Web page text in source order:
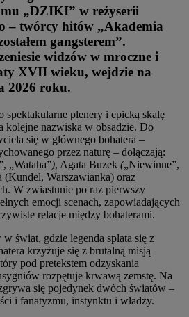
„DZIKI” w reżyserii
– twórcy hitów „Akademia
gangsterem”.
widzów w mroczne i
XVII wieku, wejdzie na
2026 roku.
spektakularne plenery i epicką skalę
kolejne nazwiska w obsadzie. Do
się w głównego bohatera –
przez naturę – dołączają:
„Wataha”), Agata Buzek („Niewinne”,
(Kundel, Warszawianka) oraz
W zwiastunie po raz pierwszy
emocji scenach, zapowiadających
relacje między bohaterami.
świat, gdzie legenda splata się z
krzyżuje się z brutalną misją
pod pretekstem odzyskania
rozpętuje krwawą zemstę. Na
się pojedynek dwóch światów –
i fanatyzmu, instynktu i władzy.